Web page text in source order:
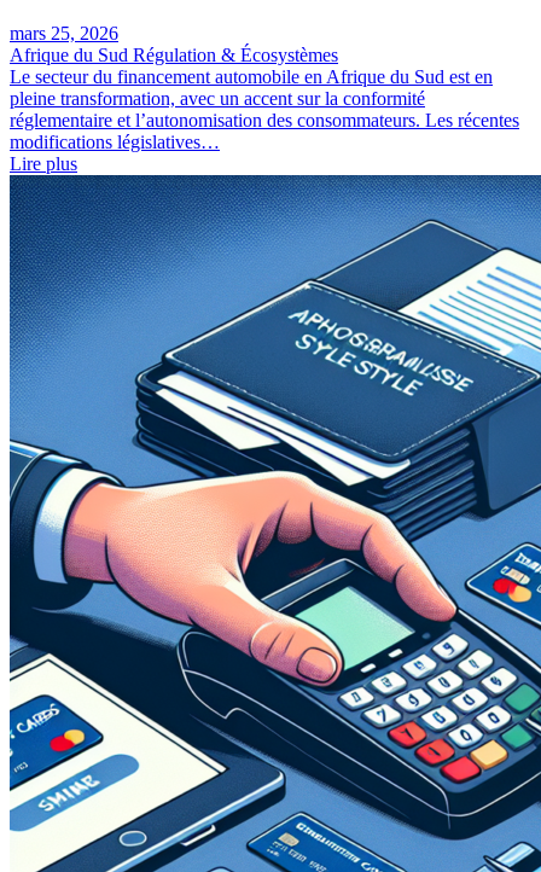
mars 25, 2026
Afrique du Sud Régulation & Écosystèmes
Le secteur du financement automobile en Afrique du Sud est en
pleine transformation, avec un accent sur la conformité
réglementaire et l’autonomisation des consommateurs. Les récentes
modifications législatives…
Lire plus